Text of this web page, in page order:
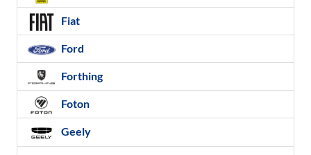
Fiat
Ford
Forthing
Foton
Geely